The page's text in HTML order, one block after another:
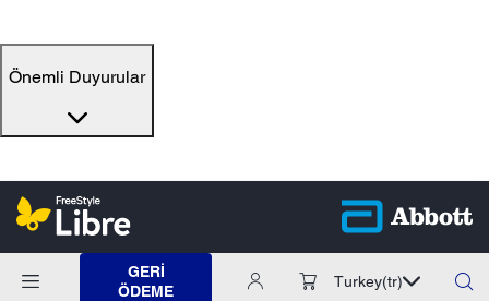
Önemli Duyurular
GERI
ÖDEME
Turkey(tr)